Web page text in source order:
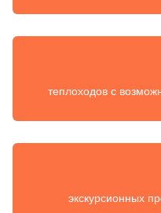
теплоходов с
экскурсионных